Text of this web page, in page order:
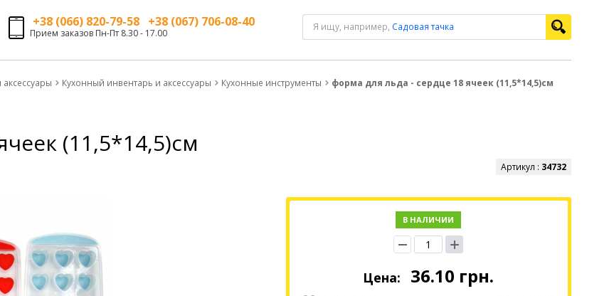
+38 (066) 820-79-58 +38 (067) 706-08-40
Прием заказов Пн-Пт 8.30 - 17.00
Я ищу, например, Садовая тачка
Кухонный инвентарь и аксессуары Кухонные инструменты форма для льда - сердце 18 ячеек (11,5*14,5)см
(11,5*14,5)см
Артикул : 34732
В НАЛИЧИИ
Цена: 36.10 грн.